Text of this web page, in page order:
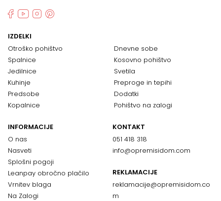
IZDELKI
Otroško pohištvo
Spalnice
Jedilnice
Kuhinje
Predsobe
Kopalnice
Dnevne sobe
Kosovno pohištvo
Svetila
Preproge in tepihi
Dodatki
Pohištvo na zalogi
INFORMACIJE
O nas
Nasveti
Splošni pogoji
Leanpay obročno plačilo
Vrnitev blaga
Na Zalogi
KONTAKT
051 418 318
info@opremisidom.com
REKLAMACIJE
reklamacije@opremisidom.co
m